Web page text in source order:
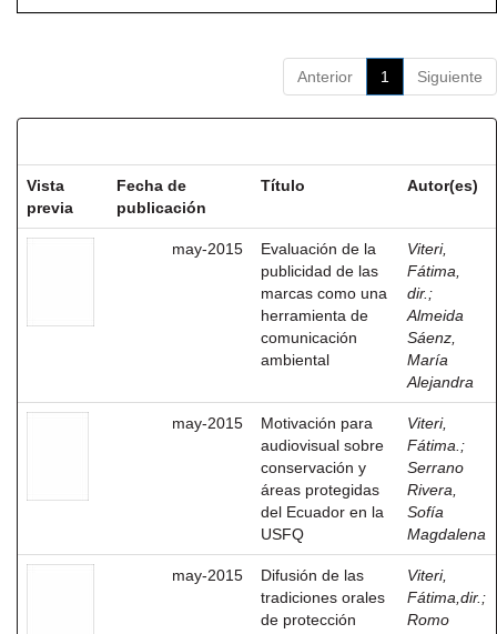
Anterior 1 Siguiente
Vista
previa
Fecha de
publicación
Título Autor(es)
may-2015
Evaluación de la
publicidad de las
marcas como una
herramienta de
comunicación
ambiental
Viteri,
Fátima,
dir. ;
Almeida
Sáenz,
María
Alejandra
may-2015
Motivación para
audiovisual sobre
conservación y
áreas protegidas
del Ecuador en la
USFQ
Viteri,
Fátima. ;
Serrano
Rivera,
Sofía
Magdalena
may-2015
Difusión de las
tradiciones orales
de protección
Viteri,
Fátima,dir. ;
Romo